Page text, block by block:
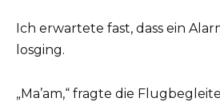
Ich erwartete fast, dass ein
losging.
„Ma’am,“ fragte die